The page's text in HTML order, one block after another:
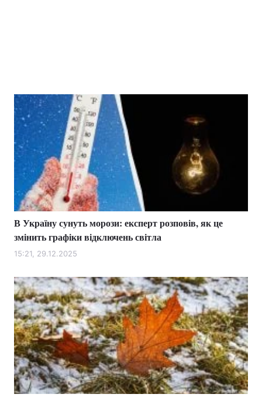
В Україну сунуть морози: експерт розповів, як це
змінить графіки відключень світла
15:21, 29.12.2025